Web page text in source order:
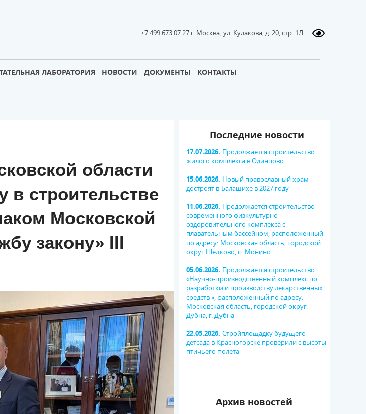
+7 499 673 07 27 г. Москва, ул. Кулакова, д. 20, стр. 1Л
ЛАБОРАТОРИЯ НОВОСТИ ДОКУМЕНТЫ КОНТАКТЫ
области
в строительстве
Московской
закону» III
Последние новости
17.07.2026. Продолжается строительство
жилого комплекса в Одинцово
15.06.2026. Новый православный храм
достроят в Балашихе в 2027 году
11.06.2026. Продолжается строительство
современного физкультурно-
оздоровительного комплекса с
плавательным бассейном, расположенный
по адресу: Московская область, городской
округ Щелково, п. Монино.
05.06.2026. Продолжается строительство
«Научно-производственный комплекс по
разработки и производству лекарственных
средств », расположенный по адресу:
Московская область, городской округ
Дубна, г. Дубна
22.05.2026. Стройплощадку будущего
детсада в Красногорске проверили с высоты
птичьего полета
Архив новостей